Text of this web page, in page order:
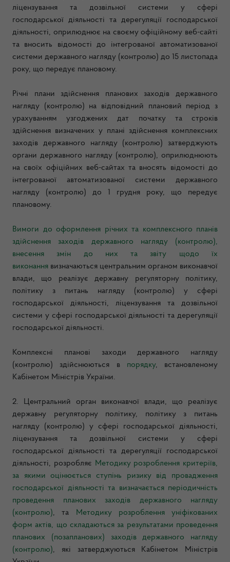
ліцензування та дозвільної системи у сфері
господарської діяльності та дерегуляції господарської
діяльності, оприлюднює на своєму офіційному веб-сайті
та вносить відомості до інтегрованої автоматизованої
системи державного нагляду (контролю) до 15 листопада
року, що передує плановому.
Річні плани здійснення планових заходів державного
нагляду (контролю) на відповідний плановий період з
урахуванням узгоджених дат початку та строків
здійснення визначених у плані здійснення комплексних
заходів державного нагляду (контролю) затверджують
органи державного нагляду (контролю), оприлюднюють
на своїх офіційних веб-сайтах та вносять відомості до
інтегрованої автоматизованої системи державного
нагляду (контролю) до 1 грудня року, що передує
плановому.
Вимоги до оформлення річних та комплексного планів
здійснення заходів державного нагляду (контролю),
внесення змін до них та звіту щодо їх
виконання визначаються центральним органом виконавчої
влади, що реалізує державну регуляторну політику,
політику з питань нагляду (контролю) у сфері
господарської діяльності, ліцензування та дозвільної
системи у сфері господарської діяльності та дерегуляції
господарської діяльності.
Комплексні планові заходи державного нагляду
(контролю) здійснюються в порядку, встановленому
Кабінетом Міністрів України.
2. Центральний орган виконавчої влади, що реалізує
державну регуляторну політику, політику з питань
нагляду (контролю) у сфері господарської діяльності,
ліцензування та дозвільної системи у сфері
господарської діяльності та дерегуляції господарської
діяльності, розробляє Методику розроблення критеріїв,
за якими оцінюється ступінь ризику від провадження
господарської діяльності та визначається періодичність
проведення планових заходів державного нагляду
(контролю), та
Методику розроблення уніфікованих
форм актів, що складаються за результатами проведення
планових (позапланових) заходів державного нагляду
(контролю), які затверджуються Кабінетом Міністрів